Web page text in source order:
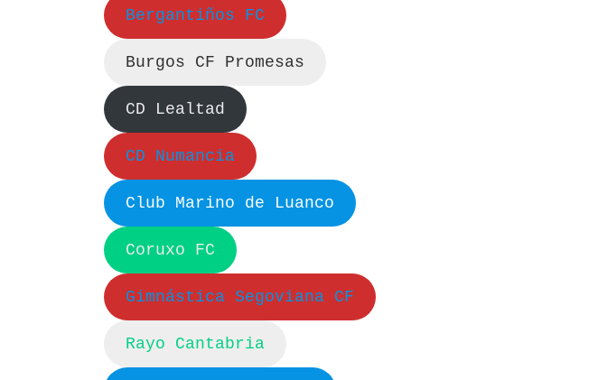
Bergantiños FC
Burgos CF Promesas
CD Lealtad
CD Numancia
Club Marino de Luanco
Coruxo FC
Gimnástica Segoviana CF
Rayo Cantabria